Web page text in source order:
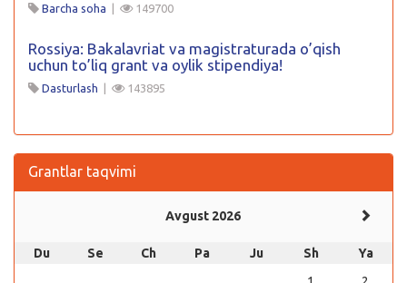
Barcha soha | 149700
Rossiya: Bakalavriat va magistraturada o’qish
uchun to’liq grant va oylik stipendiya!
Dasturlash | 143895
Grantlar taqvimi
Avgust 2026
Du Se Ch Pa Ju Sh
Ya